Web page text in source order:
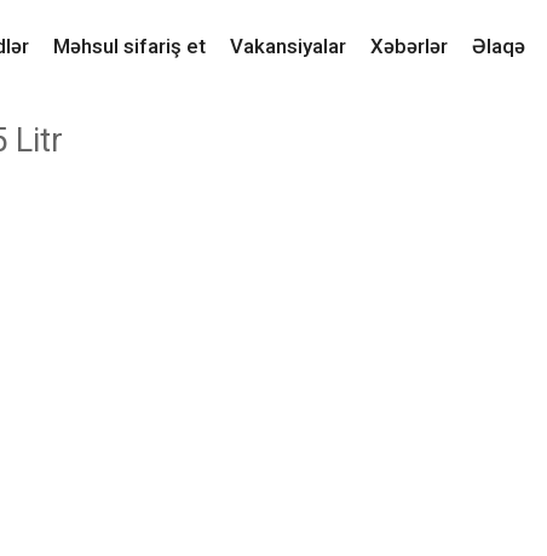
Məhsul sifariş et Vakansiyalar Xəbərlər Əlaqə
Litr